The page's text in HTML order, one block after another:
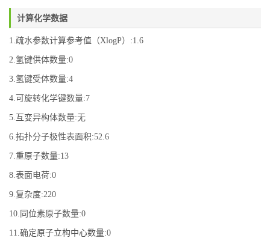
计算化学数据
1.疏水参数计算参考值（XlogP）:1.6
2.氢键供体数量:0
3.氢键受体数量:4
4.可旋转化学键数量:7
5.互变异构体数量:无
6.拓扑分子极性表面积:52.6
7.重原子数量:13
8.表面电荷:0
9.复杂度:220
10.同位素原子数量:0
11.确定原子立构中心数量:0